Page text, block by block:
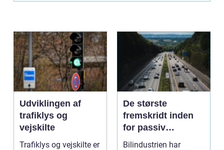
Udviklingen af
trafiklys og
vejskilte
Trafiklys og vejskilte er
De største
fremskridt inden
for passiv
sikkerhed i biler
Bilindustrien har